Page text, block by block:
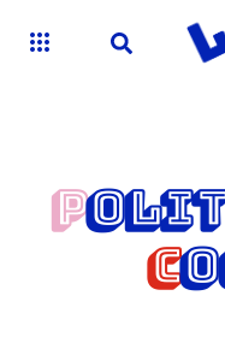
P
C